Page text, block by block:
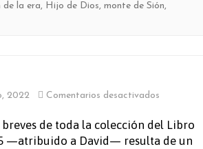
de la era, Hijo de Dios, monte de Sión,
2022 Comentarios desactivados
Salmo
15
breves de toda la colección del Libro
—atribuido a David— resulta de un